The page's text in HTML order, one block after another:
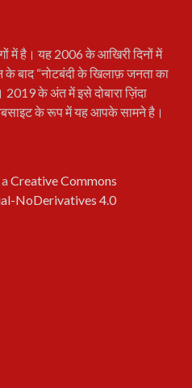
में है। यह 2006 के आखिरी दिनों में
बाद “नोटबंदी के खिलाफ़ जनता का
2019 के अंत में इसे दोबारा ज़िंदा
के रूप में यह आपके सामने है।
Creative Commons
NoDerivatives 4.0